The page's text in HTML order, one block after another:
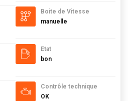
Boite de Vitesse
manuelle
Etat
bon
Contrôle technique
OK